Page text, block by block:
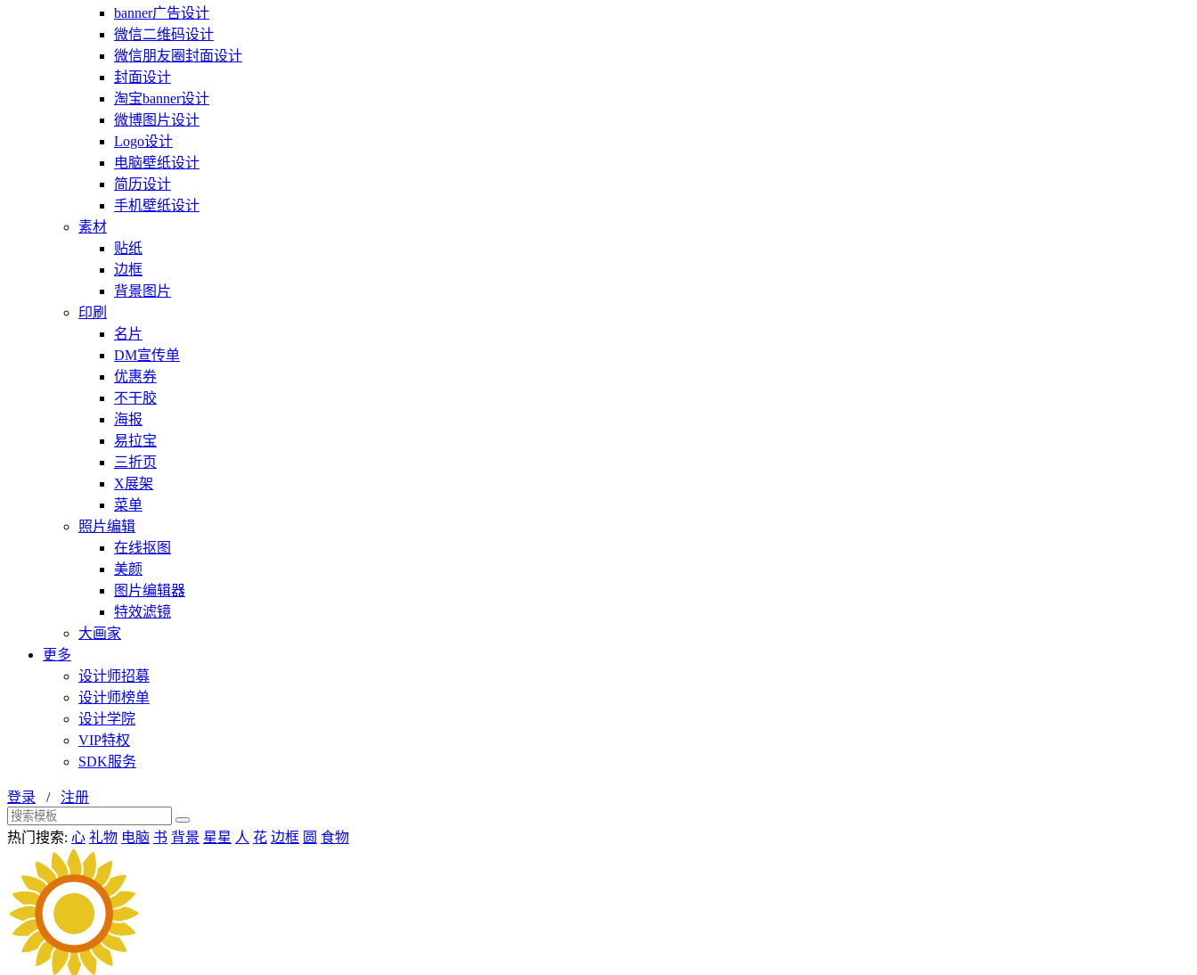
banner广告设计
微信二维码设计
微信朋友圈封面设计
封面设计
淘宝banner设计
微博图片设计
Logo设计
电脑壁纸设计
简历设计
手机壁纸设计
素材
贴纸
边框
背景图片
印刷
名片
DM宣传单
优惠券
不干胶
海报
易拉宝
三折页
X展架
菜单
照片编辑
在线抠图
美颜
图片编辑器
特效滤镜
大画家
更多
设计师招募
设计师榜单
设计学院
VIP特权
SDK服务
登录 / 注册
热门搜索: 心 礼物 电脑 书 背景 星星 人 花 边框 圆 食物